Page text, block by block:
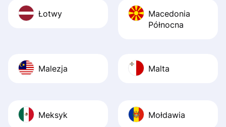
Łotwy
Macedonia
Północna
Malezja Malta
Meksyk Mołdawia